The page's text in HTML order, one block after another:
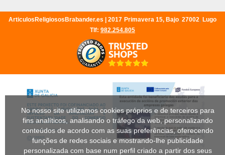
No nosso site utilizamos cookies próprios e de terceiros para
fins analíticos, analisando o tráfego da web, personalizando
conteúdos de acordo com as suas preferências, oferecendo
funções de redes sociais e mostrando-lhe publicidade
personalizada com base num perfil criado a partir dos seus
ArticulosReligiososBrabander.es | 2017 Primavera 15, Bajo, 27002, Lugo
Tlf: 982.254.805